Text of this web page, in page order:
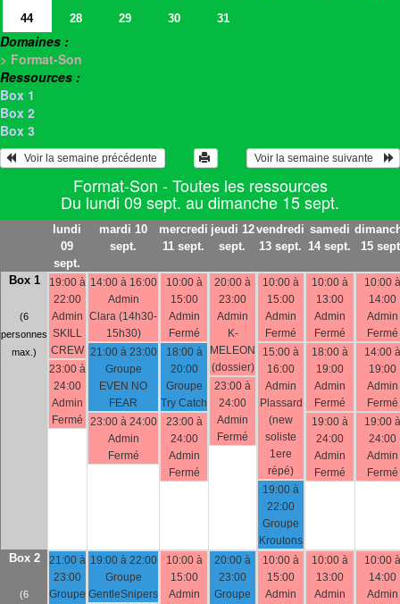
44
28 29 30 31
Domaines :
> Format-Son
Ressources :
Box 1
Box 2
Box 3
Voir la semaine suivante
Format-Son - Toutes les ressources
Du lundi 09 sept. au dimanche 15 sept.
lundi
09
sept.
mardi 10
sept.
mercredi
11 sept.
jeudi 12
sept.
vendredi
13 sept.
samedi
14 sept.
15
Box 1
(6
personnes
max.)
19:00 à
22:00
Admin
SKILL
CREW
23:00 à
24:00
Admin
Fermé
14:00 à 16:00
Admin
Clara (14h30-
15h30)
21:00 à 23:00
Groupe
EVEN NO
FEAR
23:00 à 24:00
Admin
Fermé
10:00 à
15:00
Admin
Fermé
18:00 à
20:00
Groupe
Try Catch
23:00 à
24:00
Admin
Fermé
20:00 à
23:00
Admin
K-
MELEON
(dossier)
23:00 à
24:00
Admin
Fermé
10:00 à
15:00
Admin
Fermé
15:00 à
16:00
Admin
Plassard
(new
soliste
1ere
répé)
19:00 à
22:00
Groupe
Kroutons
10:00 à
13:00
Admin
Fermé
18:00 à
19:00
Admin
Fermé
19:00 à
24:00
Admin
Fermé
10:00 à
14:00
Admin
Fermé
14:00 à
19:00
Admin
Fermé
19:00 à
24:00
Admin
Fermé
Box 2
(6
21:00 à
23:00
Groupe
19:00 à 22:00
Groupe
GentleSnipers
10:00 à
15:00
Admin
20:00 à
23:00
Groupe
10:00 à
15:00
Admin
10:00 à
13:00
Admin
10:00 à
14:00
Admin